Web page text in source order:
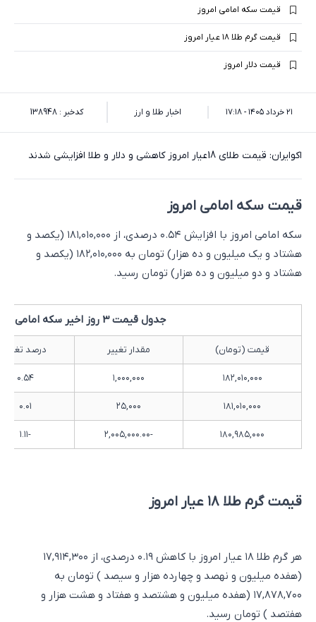
قیمت سکه امامی امروز
قیمت گرم طلا ۱۸ عیار امروز
قیمت دلار امروز
۲۱ خرداد ۱۴۰۵ - ۱۷:۱۸ اخبار طلا و ارز کدخبر : 138948
اکوایران: قیمت طلای 18عیار امروز کاهشی و دلار و طلا افزایشی شدند
قیمت سکه امامی امروز
سکه امامی امروز با افزایش ۰.۵۴ درصدی، از ۱۸۱,۰۱۰,۰۰۰ (یکصد و
هشتاد و یک میلیون و ده هزار) تومان به ۱۸۲,۰۱۰,۰۰۰ (یکصد و
هشتاد و دو میلیون و ده هزار) تومان رسید.
جدول قیمت 3 روز اخیر سکه امامی
قیمت (تومان) مقدار تغییر درصد تغییر
۱۸۲,۰۱۰,۰۰۰ ۱,۰۰۰,۰۰۰ ۰.۵۴
۱۸۱,۰۱۰,۰۰۰ ۲۵,۰۰۰ ۰.۰۱
۱۸۰,۹۸۵,۰۰۰ -۲,۰۰۵,۰۰۰.۰۰ -۱.۱۱
قیمت گرم طلا ۱۸ عیار امروز
هر گرم طلا ۱۸ عیار امروز با کاهش ۰.۱۹ درصدی، از ۱۷,۹۱۴,۳۰۰
(هفده میلیون و نهصد و چهارده هزار و سیصد ) تومان به
۱۷,۸۷۸,۷۰۰ (هفده میلیون و هشتصد و هفتاد و هشت هزار و
هفتصد ) تومان رسید.